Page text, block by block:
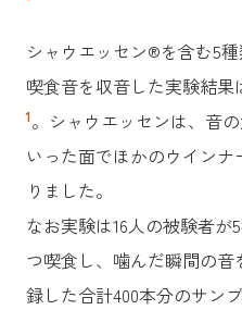
シャウエッセン®を含む5種
喫食音を収音した実験結
1。シャウエッセンは、音
いった面でほかのウイン
りました。
なお実験は16人の被験者
つ喫食し、噛んだ瞬間の
録した合計400本分のサン